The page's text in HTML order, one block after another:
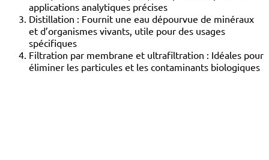
applications analytiques précises
Distillation : Fournit une eau dépourvue de minéraux
et d’organismes vivants, utile pour des usages
spécifiques
Filtration par membrane et ultrafiltration : Idéales pour
éliminer les particules et les contaminants biologiques